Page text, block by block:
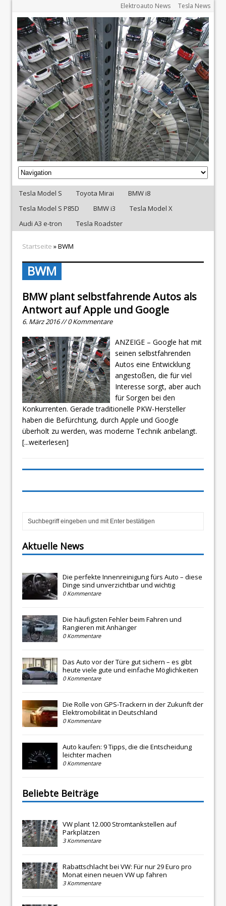
Elektroauto News Tesla News
Tesla Model S Toyota Mirai
BMW i8
Tesla Model S P85D
BMW i3
Tesla Model X
Audi A3 e-tron
Tesla Roadster
Startseite » BWM
BWM
BMW plant selbstfahrende Autos als
Antwort auf Apple und Google
6. März 2016 // 0 Kommentare
ANZEIGE – Google hat mit
seinen selbstfahrenden
Autos eine Entwicklung
angestoßen, die für viel
Interesse sorgt, aber auch
für Sorgen bei den
Konkurrenten. Gerade traditionelle PKW-Hersteller
haben die Befürchtung, durch Apple und Google
überholt zu werden, was moderne Technik anbelangt.
[...weiterlesen]
Aktuelle News
Die perfekte Innenreinigung fürs Auto – diese
Dinge sind unverzichtbar und wichtig
0 Kommentare
Die häufigsten Fehler beim Fahren und
Rangieren mit Anhänger
0 Kommentare
Das Auto vor der Türe gut sichern – es gibt
heute viele gute und einfache Möglichkeiten
0 Kommentare
Die Rolle von GPS-Trackern in der Zukunft der
Elektromobilität in Deutschland
0 Kommentare
Auto kaufen: 9 Tipps, die die Entscheidung
leichter machen
0 Kommentare
Beliebte Beiträge
VW plant 12.000 Stromtankstellen auf
Parkplätzen
3 Kommentare
Rabattschlacht bei VW: Für nur 29 Euro pro
Monat einen neuen VW up fahren
3 Kommentare